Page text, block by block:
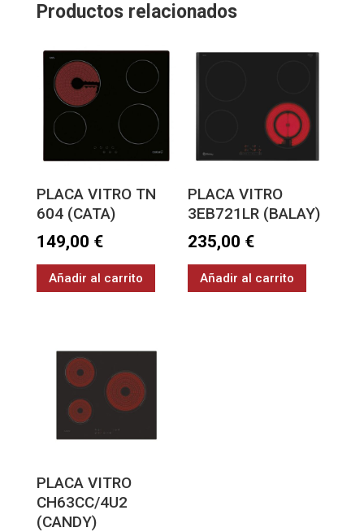
Productos relacionados
PLACA VITRO TN
604 (CATA)
149,00 €
Añadir al carrito
PLACA VITRO
3EB721LR (BALAY)
235,00 €
Añadir al carrito
PLACA VITRO
CH63CC/4U2
(CANDY)